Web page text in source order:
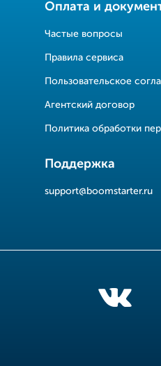
Оплата и
Частые вопросы
Правила сервиса
Пользовательское
Агентский договор
Политика обработки
Поддержка
support@boomstarter.ru